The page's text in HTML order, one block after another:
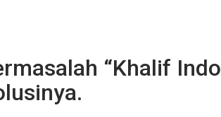
“Khalif Indo